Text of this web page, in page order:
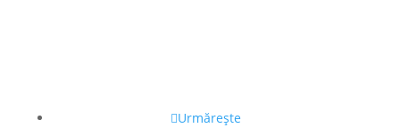
Urmărește